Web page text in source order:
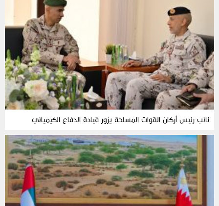
نائب رئيس أركان القوات المسلحة يزور قيادة الدفاع الكيميائي